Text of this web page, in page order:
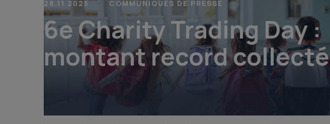
28.11.2025 COMMUNIQUÉS DE PRESSE
6e Charity Trading Day :
montant record collecté